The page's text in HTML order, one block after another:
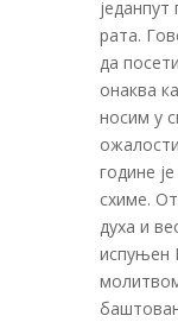
рата.
да
онаква
носим у
године
схиме.
духа и
испуњен